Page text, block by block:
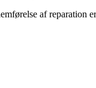
af reparation